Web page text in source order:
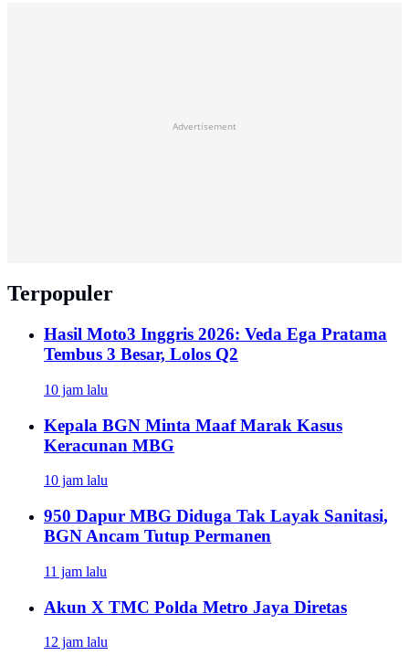
Advertisement
Terpopuler
Hasil Moto3 Inggris 2026: Veda Ega Pratama
Tembus 3 Besar, Lolos Q2
10 jam lalu
Kepala BGN Minta Maaf Marak Kasus
Keracunan MBG
10 jam lalu
950 Dapur MBG Diduga Tak Layak Sanitasi,
BGN Ancam Tutup Permanen
11 jam lalu
Akun X TMC Polda Metro Jaya Diretas
12 jam lalu